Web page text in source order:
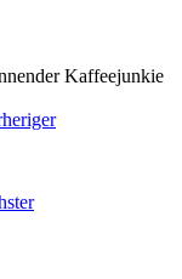
Kaffeejunkie